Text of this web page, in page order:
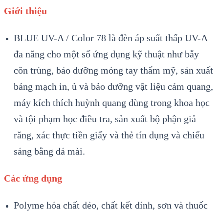
Giới thiệu
BLUE UV-A / Color 78 là đèn áp suất thấp UV-A
đa năng cho một số ứng dụng kỹ thuật như bẫy
côn trùng, bảo dưỡng móng tay thẩm mỹ, sản xuất
bảng mạch in, ủ và bảo dưỡng vật liệu cảm quang,
máy kích thích huỳnh quang dùng trong khoa học
và tội phạm học điều tra, sản xuất bộ phận giả
răng, xác thực tiền giấy và thẻ tín dụng và chiếu
sáng bằng đá mài.
Các ứng dụng
Polyme hóa chất dẻo, chất kết dính, sơn và thuốc